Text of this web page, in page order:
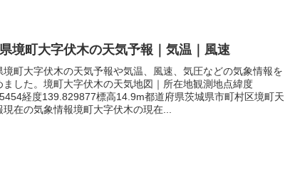
境町大字伏木の天気予報｜気温｜風速
境町大字伏木の天気予報や気温、風速、気圧などの気象情報を
ました。境町大字伏木の天気地図｜所在地観測地点緯度
経度139.829877標高14.9m都道府県茨城県市町村区境町天
現在の気象情報境町大字伏木の現在...